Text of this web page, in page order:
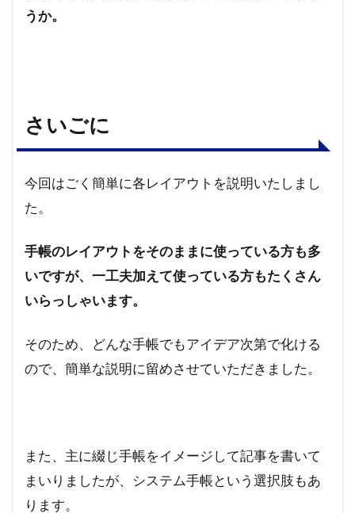
うか。
さいごに
今回はごく簡単に各レイアウトを説明いたしまし
た。
手帳のレイアウトをそのままに使っている方も多
いですが、一工夫加えて使っている方もたくさん
いらっしゃいます。
そのため、どんな手帳でもアイデア次第で化ける
ので、簡単な説明に留めさせていただきました。
また、主に綴じ手帳をイメージして記事を書いて
まいりましたが、システム手帳という選択肢もあ
ります。